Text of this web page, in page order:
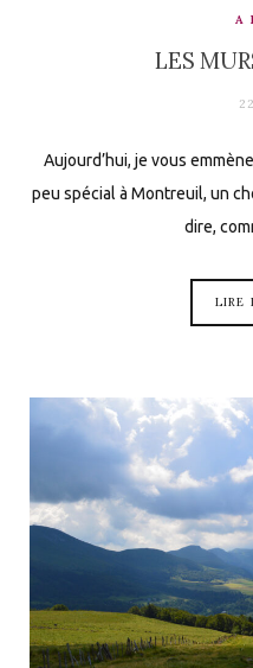
A
LES
Aujourd’hui, je vous
peu spécial à Montreuil, un
dire,
LIRE